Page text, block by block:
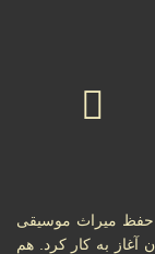
جمع آوری و حفظ میراث موسیقی
آغاز به کار کرد. هم